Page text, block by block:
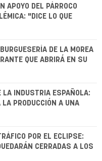
APOYO DEL PÁRROCO
"DICE LO QUE
DE LA MOREA
QUE ABRIRÁ EN SU
LA INDUSTRIA ESPAÑOLA:
PRODUCCIÓN A UNA
POR EL ECLIPSE:
CERRADAS A LOS